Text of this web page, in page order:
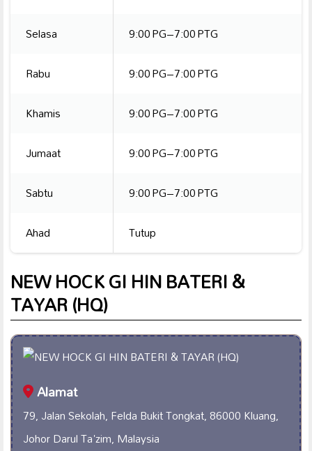
Selasa
9:00 PG–7:00 PTG
Rabu
9:00 PG–7:00 PTG
Khamis
9:00 PG–7:00 PTG
Jumaat
9:00 PG–7:00 PTG
Sabtu
9:00 PG–7:00 PTG
Ahad
Tutup
NEW HOCK GI HIN BATERI &
TAYAR (HQ)
Alamat
79, Jalan Sekolah, Felda Bukit Tongkat, 86000 Kluang,
Johor Darul Ta'zim, Malaysia